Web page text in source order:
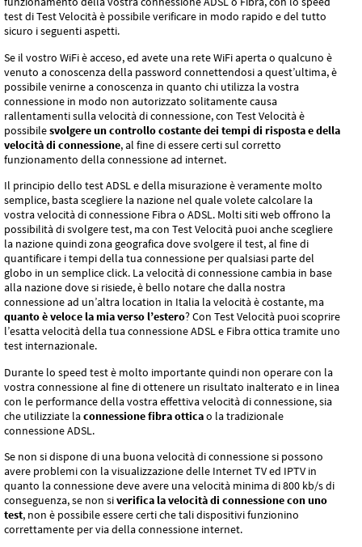
test di Test Velocità è possibile verificare in modo rapido e del tutto
sicuro i seguenti aspetti.
Se il vostro WiFi è acceso, ed avete una rete WiFi aperta o qualcuno è
venuto a conoscenza della password connettendosi a quest’ultima, è
possibile venirne a conoscenza in quanto chi utilizza la vostra
connessione in modo non autorizzato solitamente causa
rallentamenti sulla velocità di connessione, con Test Velocità è
possibilesvolgere un controllo costante dei tempi di risposta e della
velocità di connessione, al fine di essere certi sul corretto
funzionamento della connessione ad internet.
Il principio dello test ADSL e della misurazione è veramente molto
semplice, basta scegliere la nazione nel quale volete calcolare la
vostra velocità di connessione Fibra o ADSL. Molti siti web offrono la
possibilità di svolgere test, ma con Test Velocità puoi anche scegliere
la nazione quindi zona geografica dove svolgere il test, al fine di
quantificare i tempi della tua connessione per qualsiasi parte del
globo in un semplice click. La velocità di connessione cambia in base
alla nazione dove si risiede, è bello notare che dalla nostra
connessione ad un’altra location in Italia la velocità è costante, ma
quanto è veloce la mia verso l’estero? Con Test Velocità puoi scoprire
l’esatta velocità della tua connessione ADSL e Fibra ottica tramite uno
test internazionale.
Durante lo speed test è molto importante quindi non operare con la
vostra connessione al fine di ottenere un risultato inalterato e in linea
con le performance della vostra effettiva velocità di connessione, sia
che utilizziate laconnessione fibra otticao la tradizionale
connessione ADSL.
Se non si dispone di una buona velocità di connessione si possono
avere problemi con la visualizzazione delle Internet TV ed IPTV in
quanto la connessione deve avere una velocità minima di 800 kb/s di
conseguenza, se non siverifica la velocità di connessione con uno
test, non è possibile essere certi che tali dispositivi funzionino
correttamente per via della connessione internet.